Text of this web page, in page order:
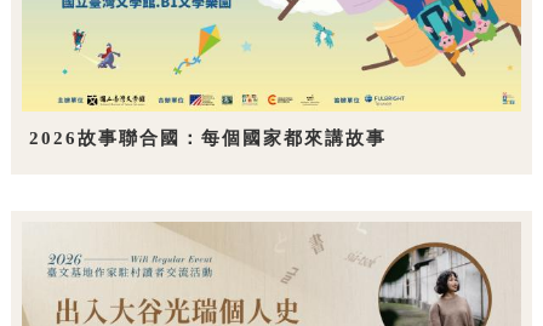
2026故事聯合國：每個國家都來講故事